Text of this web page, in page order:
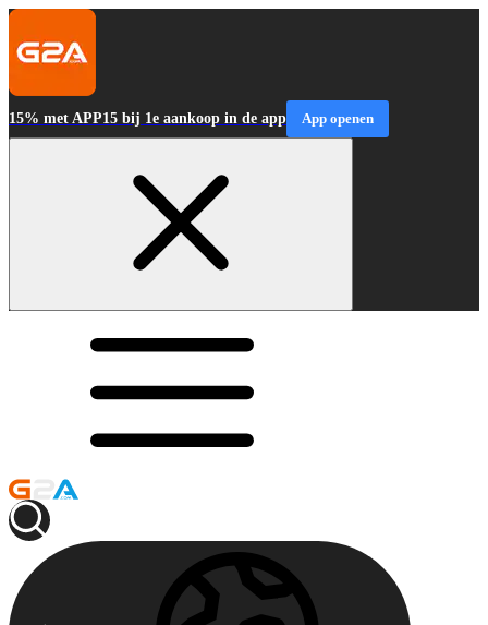
15% met APP15 bij 1e aankoop in de app App openen